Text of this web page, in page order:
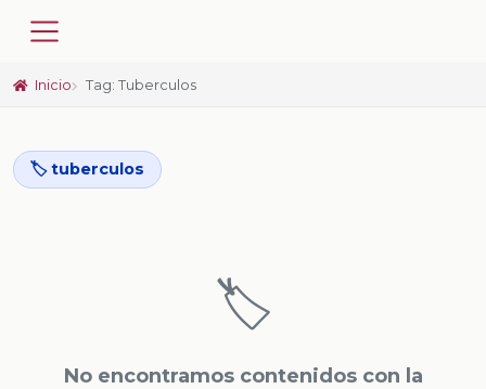
Inicio Tag: Tuberculos
🏷️ tuberculos
🏷️
No encontramos contenidos con la